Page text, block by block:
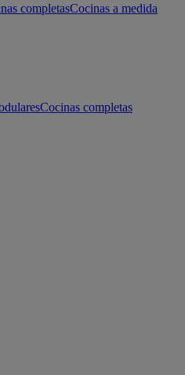
completasCocinas a medida
Cocinas completas